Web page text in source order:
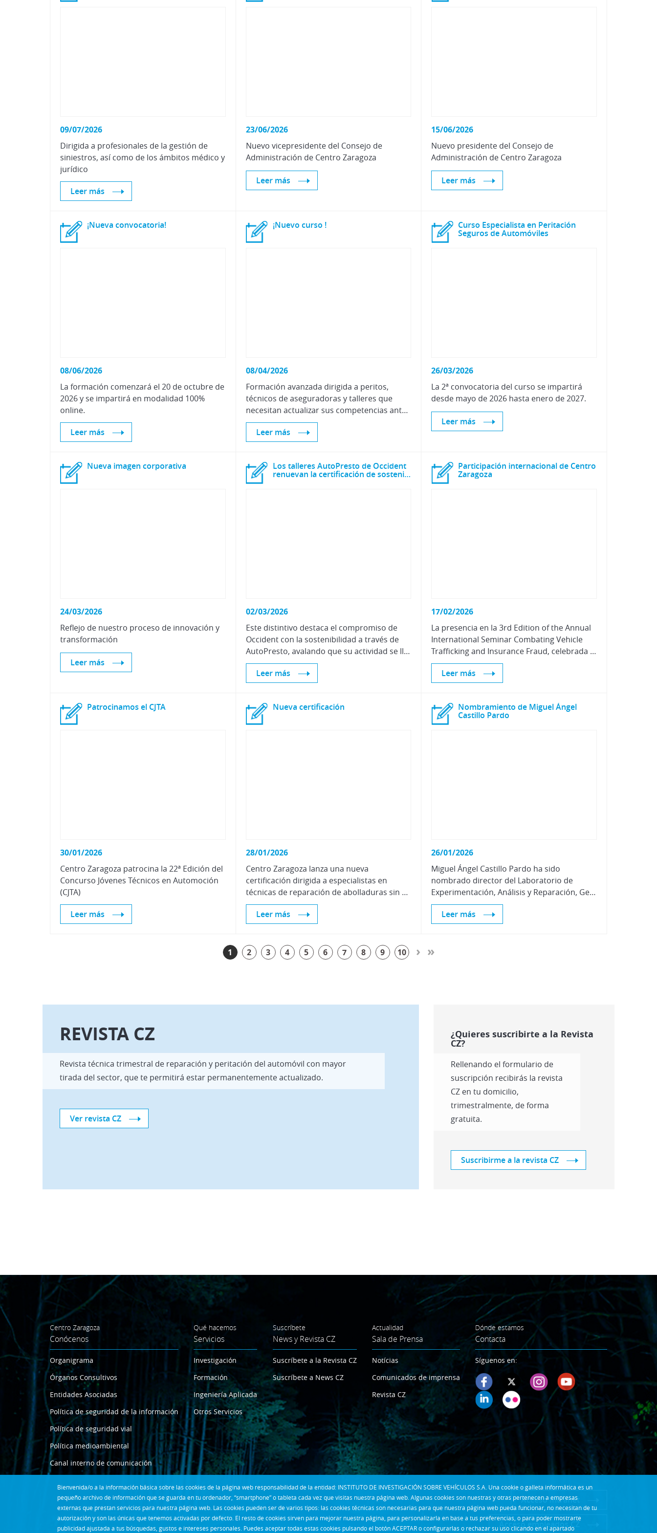
Bienvenida/o a la información básica sobre las cookies de la página web responsabilidad de la entidad: INSTITUTO DE INVESTIGACIÓN SOBRE VEHÍCULOS S.A. Una cookie o galleta informática es un
pequeño archivo de información que se guarda en tu ordenador, “smartphone” o tableta cada vez que visitas nuestra página web. Algunas cookies son nuestras y otras pertenecen a empresas
externas que prestan servicios para nuestra página web. Las cookies pueden ser de varios tipos: las cookies técnicas son necesarias para que nuestra página web pueda funcionar, no necesitan de tu
autorización y son las únicas que tenemos activadas por defecto. El resto de cookies sirven para mejorar nuestra página, para personalizarla en base a tus preferencias, o para poder mostrarte
publicidad ajustada a tus búsquedas, gustos e intereses personales. Puedes aceptar todas estas cookies pulsando el botón ACEPTAR o configurarlas o rechazar su uso clicando en el apartado
09/07/2026
Dirigida a profesionales de la gestión de
siniestros, así como de los ámbitos médico y
jurídico
Leer más
23/06/2026
Nuevo vicepresidente del Consejo de
Administración de Centro Zaragoza
Leer más
15/06/2026
Nuevo presidente del Consejo de
Administración de Centro Zaragoza
Leer más
¡Nueva convocatoria!
08/06/2026
La formación comenzará el 20 de octubre de
2026 y se impartirá en modalidad 100%
online.
Leer más
¡Nuevo curso !
08/04/2026
Formación avanzada dirigida a peritos,
técnicos de aseguradoras y talleres que
necesitan actualizar sus competencias ante el auge de la movilidad eléctrica.
Leer más
Curso Especialista en Peritación
Seguros de Automóviles
26/03/2026
La 2ª convocatoria del curso se impartirá
desde mayo de2026 hasta enero de2027.
Leer más
Nueva imagen corporativa
24/03/2026
Reflejo de nuestro proceso de innovación y
transformación
Leer más
Los talleres AutoPresto de Occident
renuevan la certificación de sostenibilidad CZ
02/03/2026
Este distintivo destaca el compromiso de
Occident con la sostenibilidad a través de
AutoPresto, avalando que su actividad se lleva a cabo bajo rigurosos criterios de cuidado medioambiental, mejora continua y neutralidad climática.
Leer más
Participación internacional de Centro
Zaragoza
17/02/2026
La presencia en la 3rd Edition of the Annual
International Seminar Combating Vehicle
Trafficking and Insurance Fraud, celebrada en Marruecos, refuerza nuestro compromiso con la lucha contra el tráfico de vehículos y el fraude en seguros.
Leer más
Patrocinamos el CJTA
30/01/2026
Centro Zaragoza patrocina la 22ª Edición del
Concurso Jóvenes Técnicos en Automoción
(CJTA)
Leer más
Nueva certificación
28/01/2026
Centro Zaragoza lanza una nueva
certificación dirigida a especialistas en
técnicas de reparación de abolladuras sin pintura, denominadas técnicas PDR
Leer más
Nombramiento de Miguel Ángel
Castillo Pardo
26/01/2026
Miguel Ángel Castillo Pardo ha sido
nombrado director del Laboratorio de
Experimentación, Análisis y Reparación, Gestión de Calidad e Infraestructuras de Centro Zaragoza
Leer más
1 2 3 4 5 6 7 8 9 10 › »
REVISTA CZ
Revista técnica trimestral de reparación y peritación del automóvil con mayor
tirada del sector, que te permitirá estar permanentemente actualizado.
Ver revista CZ
¿Quieres suscribirte a la Revista
CZ?
Rellenando el formulario de
suscripción recibirás la revista
CZ en tu domicilio,
trimestralmente, de forma
gratuita.
Suscribirme a la revista CZ
Centro Zaragoza
Conócenos
Organigrama
Órganos Consultivos
Entidades Asociadas
Política de seguridad de la información
Política de seguridad vial
Política medioambiental
Canal interno de comunicación
Qué hacemos
Servicios
Investigación
Formación
Ingeniería Aplicada
Otros Servicios
Suscríbete
News y Revista CZ
Suscríbete a la Revista CZ
Suscríbete a News CZ
Actualidad
Sala de Prensa
Notícias
Comunicados de imprensa
Revista CZ
Dónde estamos
Contacta
Síguenos en:
Acceso Intranet
Acceso empleados CZ